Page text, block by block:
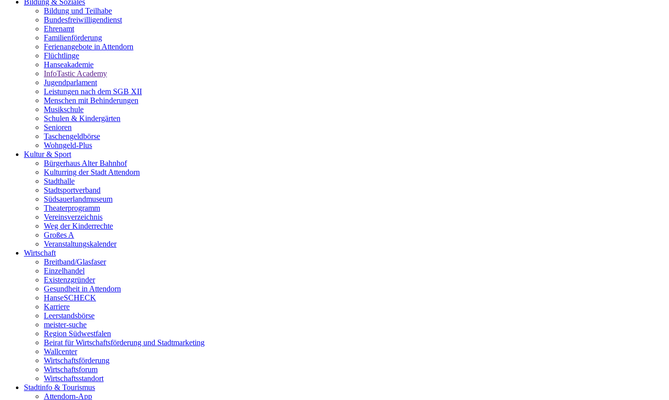
Bildung & Soziales
Bildung und Teilhabe
Bundesfreiwilligendienst
Ehrenamt
Familienförderung
Ferienangebote in Attendorn
Flüchtlinge
Hanseakademie
InfoTastic Academy
Jugendparlament
Leistungen nach dem SGB XII
Menschen mit Behinderungen
Musikschule
Schulen & Kindergärten
Senioren
Taschengeldbörse
Wohngeld-Plus
Kultur & Sport
Bürgerhaus Alter Bahnhof
Kulturring der Stadt Attendorn
Stadthalle
Stadtsportverband
Südsauerlandmuseum
Theaterprogramm
Vereinsverzeichnis
Weg der Kinderrechte
Großes A
Veranstaltungskalender
Wirtschaft
Breitband/Glasfaser
Einzelhandel
Existenzgründer
Gesundheit in Attendorn
HanseSCHECK
Karriere
Leerstandsbörse
meister-suche
Region Südwestfalen
Beirat für Wirtschaftsförderung und Stadtmarketing
Wallcenter
Wirtschaftsförderung
Wirtschaftsforum
Wirtschaftsstandort
Stadtinfo & Tourismus
Attendorn-App